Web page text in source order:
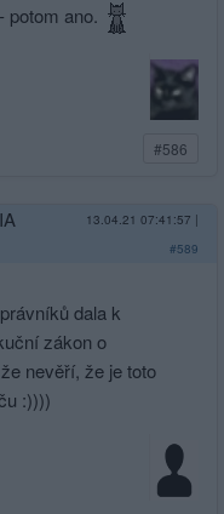
potom ano.
#586
13.04.21 07:41:57 |
#589
dala k
zákon o
nevěří, že je toto
:))))